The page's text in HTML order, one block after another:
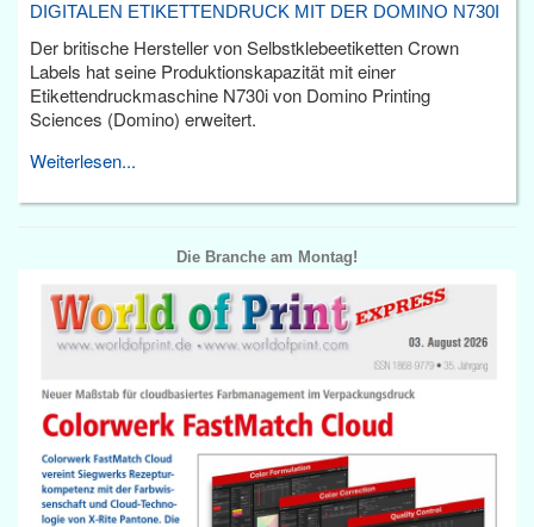
DIGITALEN ETIKETTENDRUCK MIT DER DOMINO N730I
Der britische Hersteller von Selbstklebeetiketten Crown
Labels hat seine Produktionskapazität mit einer
Etikettendruckmaschine N730i von Domino Printing
Sciences (Domino) erweitert.
Weiterlesen...
Die Branche am Montag!